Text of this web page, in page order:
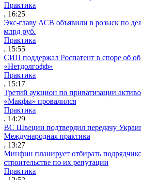
Практика
, 16:25
Экс-главу АСВ объявили в розыск по
млрд руб.
Практика
, 15:55
СИП поддержал Роспатент в споре об
«Нетдолгофф»
Практика
, 15:17
Третий аукцион по приватизации
«Макфы» провалился
Практика
, 14:29
ВС Швеции подтвердил передачу
Международная практика
, 13:27
Минфин планирует отбирать
строительстве по их репутации
Практика